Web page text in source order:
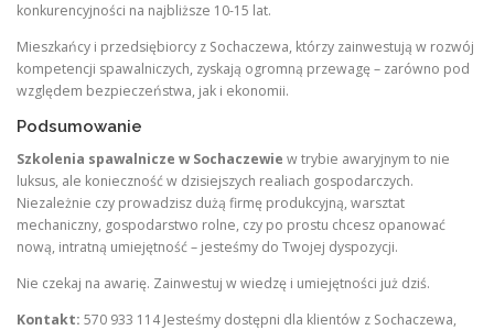
konkurencyjności na najbliższe 10-15 lat.
Mieszkańcy i przedsiębiorcy z Sochaczewa, którzy zainwestują w rozwój
kompetencji spawalniczych, zyskają ogromną przewagę – zarówno pod
względem bezpieczeństwa, jak i ekonomii.
Podsumowanie
Szkolenia spawalnicze w Sochaczewie w trybie awaryjnym to nie
luksus, ale konieczność w dzisiejszych realiach gospodarczych.
Niezależnie czy prowadzisz dużą firmę produkcyjną, warsztat
mechaniczny, gospodarstwo rolne, czy po prostu chcesz opanować
nową, intratną umiejętność – jesteśmy do Twojej dyspozycji.
Nie czekaj na awarię. Zainwestuj w wiedzę i umiejętności już dziś.
Kontakt: 570 933 114 Jesteśmy dostępni dla klientów z Sochaczewa,